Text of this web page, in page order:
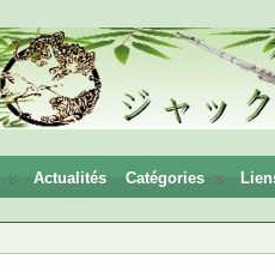
Actualités Catégories